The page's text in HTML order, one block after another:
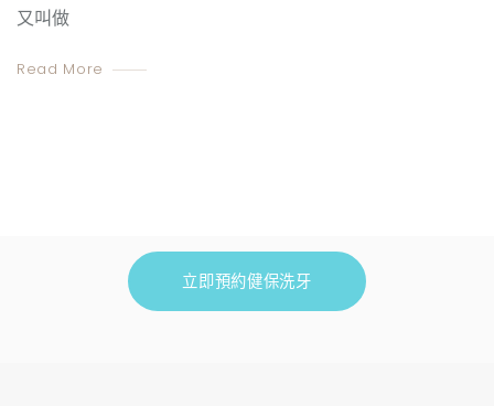
又叫做
Read More
立即預約健保洗牙